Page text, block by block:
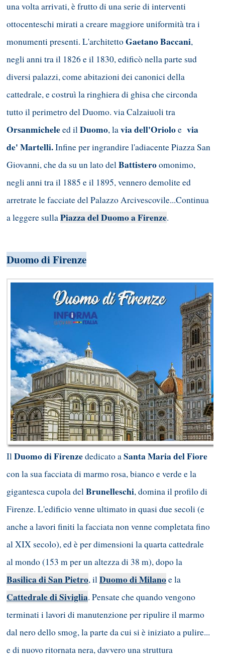
una volta arrivati, è frutto di una serie di interventi
ottocenteschi mirati a creare maggiore uniformità tra i
monumenti presenti. L'architettoGaetano Baccani,
negli anni tra il 1826 e il 1830, edificò nella parte sud
diversi palazzi, come abitazioni dei canonici della
cattedrale, e costruì la ringhiera di ghisa che circonda
tutto il perimetro del Duomo. via Calzaiuoli tra
Orsanmicheleed ilDuomo, lavia dell'Orioloe via
de' Martelli.Infine per ingrandire l'adiacente Piazza San
Giovanni, che da su un lato delBattisteroomonimo,
negli anni tra il 1885 e il 1895, vennero demolite ed
arretrate le facciate del Palazzo Arcivescovile...Continua
a leggere sullaPiazza del Duomo a Firenze.
Duomo di Firenze
IlDuomo di Firenzededicato aSanta Maria del Fiore
con la sua facciata di marmo rosa, bianco e verde e la
gigantesca cupola delBrunelleschi, domina il profilo di
Firenze. L'edificio venne ultimato in quasi due secoli (e
anche a lavori finiti la facciata non venne completata fino
al XIX secolo), ed è per dimensioni la quarta cattedrale
al mondo (153 m per un altezza di 38 m), dopo la
Basilica di San Pietro, ilDuomo di Milanoe la
Cattedrale di Siviglia. Pensate che quando vengono
terminati i lavori di manutenzione per ripulire il marmo
dal nero dello smog, la parte da cui si è iniziato a pulire...
e di nuovo ritornata nera, davvero una struttura